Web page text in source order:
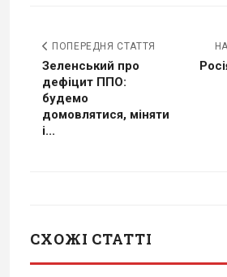
ПОПЕРЕДНЯ СТАТТЯ
Зеленський про
дефіцит ППО:
будемо
домовлятися, міняти
і...
СХОЖІ СТАТТІ